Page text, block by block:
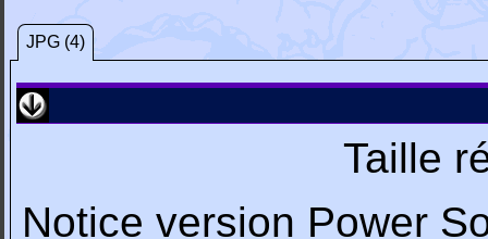
JPG (4)
Taille
Notice version Power